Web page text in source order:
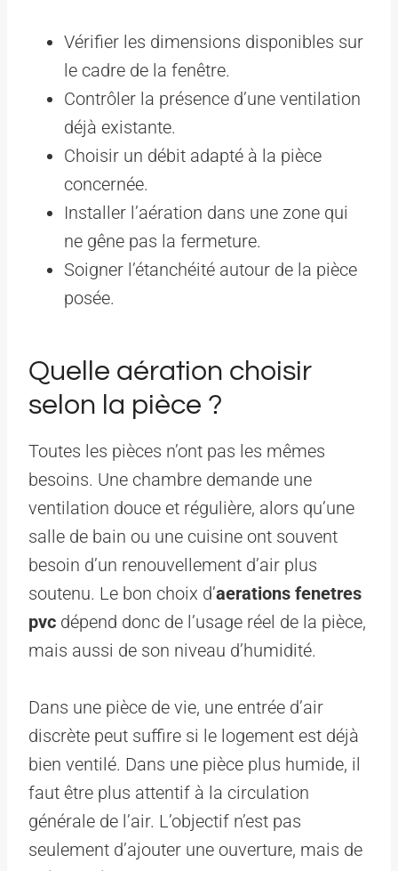
Vérifier les dimensions disponibles sur
le cadre de la fenêtre.
Contrôler la présence d’une ventilation
déjà existante.
Choisir un débit adapté à la pièce
concernée.
Installer l’aération dans une zone qui
ne gêne pas la fermeture.
Soigner l’étanchéité autour de la pièce
posée.
Quelle aération choisir
selon la pièce ?
Toutes les pièces n’ont pas les mêmes
besoins. Une chambre demande une
ventilation douce et régulière, alors qu’une
salle de bain ou une cuisine ont souvent
besoin d’un renouvellement d’air plus
soutenu. Le bon choix d’aerations fenetres
pvc dépend donc de l’usage réel de la pièce,
mais aussi de son niveau d’humidité.
Dans une pièce de vie, une entrée d’air
discrète peut suffire si le logement est déjà
bien ventilé. Dans une pièce plus humide, il
faut être plus attentif à la circulation
générale de l’air. L’objectif n’est pas
seulement d’ajouter une ouverture, mais de